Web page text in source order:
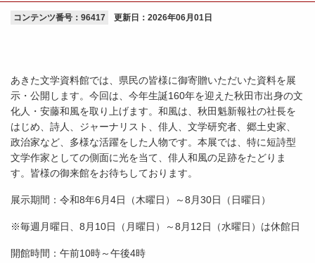
コンテンツ番号：96417 更新日： 2026年06月01日
あきた文学資料館では、県民の皆様に御寄贈いただいた資料を展
示・公開します。今回は、今年生誕160年を迎えた秋田市出身の文
化人・安藤和風を取り上げます。和風は、秋田魁新報社の社長を
はじめ、詩人、ジャーナリスト、俳人、文学研究者、郷土史家、
政治家など、多様な活躍をした人物です。本展では、特に短詩型
文学作家としての側面に光を当て、俳人和風の足跡をたどりま
す。皆様の御来館をお待ちしております。
展示期間：令和8年6月4日（木曜日）～8月30日（日曜日）
※毎週月曜日、8月10日（月曜日）～8月12日（水曜日）は休館日
開館時間：午前10時～午後4時